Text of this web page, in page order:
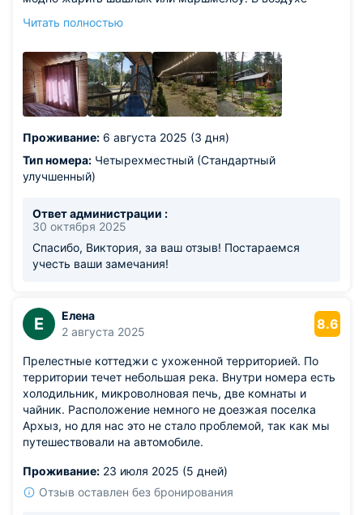
лампочками, которые выключают в определённое
какататься в кресле-коконе с видом на горы.
Из недостатков: рекомендовали бы буквы на вывеске
"Сосновка" покрасить в белый цвет, чтобы заметно
было, куда сворачивать.
Читать полностью
Проживание: 6 августа 2025 (3 дня)
Тип номера: Четырехместный (Стандартный
улучшенный)
Ответ администрации :
30 октября 2025
Спасибо, Виктория, за ваш отзыв! Постараемся
учесть ваши замечания!
Е
Елена
2 августа 2025
8.6
Прелестные коттеджи с ухоженной территорией. По
территории течет небольшая река. Внутри номера есть
холодильник, микроволновая печь, две комнаты и
чайник. Расположение немного не доезжая поселка
Архыз, но для нас это не стало проблемой, так как мы
путешествовали на автомобиле.
Проживание: 23 июля 2025 (5 дней)
Отзыв оставлен без бронирования